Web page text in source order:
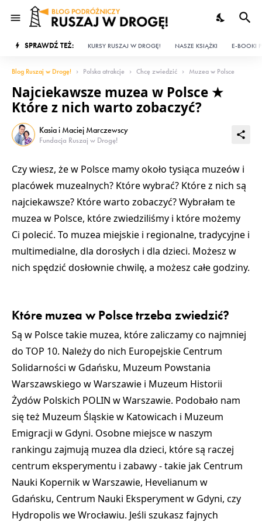
SPRAWDŹ TEŻ: KURSY RUSZAJ W DROGĘ! NASZE KSIĄŻKI E-BOOKI
Blog Ruszaj w Drogę! Polska atrakcje Chcę zwiedzić Muzea w Polsce
Najciekawsze muzea w Polsce ★
Które z nich warto zobaczyć?
Kasia i Maciej Marczewscy
Fundacja Ruszaj w Drogę!
Czy wiesz, że w Polsce mamy około tysiąca muzeów i
placówek muzealnych? Które wybrać? Które z nich są
najciekawsze? Które warto zobaczyć? Wybrałam te
muzea w Polsce, które zwiedziliśmy i które możemy
Ci polecić. To muzea miejskie i regionalne, tradycyjne i
multimedialne, dla dorosłych i dla dzieci. Możesz w
nich spędzić dosłownie chwilę, a możesz całe godziny.
Które muzea w Polsce trzeba zwiedzić?
Są w Polsce takie muzea, które zaliczamy co najmniej
do TOP 10. Należy do nich Europejskie Centrum
Solidarności w Gdańsku, Muzeum Powstania
Warszawskiego w Warszawie i Muzeum Historii
Żydów Polskich POLIN w Warszawie. Podobało nam
się też Muzeum Śląskie w Katowicach i Muzeum
Emigracji w Gdyni. Osobne miejsce w naszym
rankingu zajmują muzea dla dzieci, które są raczej
centrum eksperymentu i zabawy - takie jak Centrum
Nauki Kopernik w Warszawie, Hevelianum w
Gdańsku, Centrum Nauki Eksperyment w Gdyni, czy
Hydropolis we Wrocławiu. Jeśli szukasz fajnych